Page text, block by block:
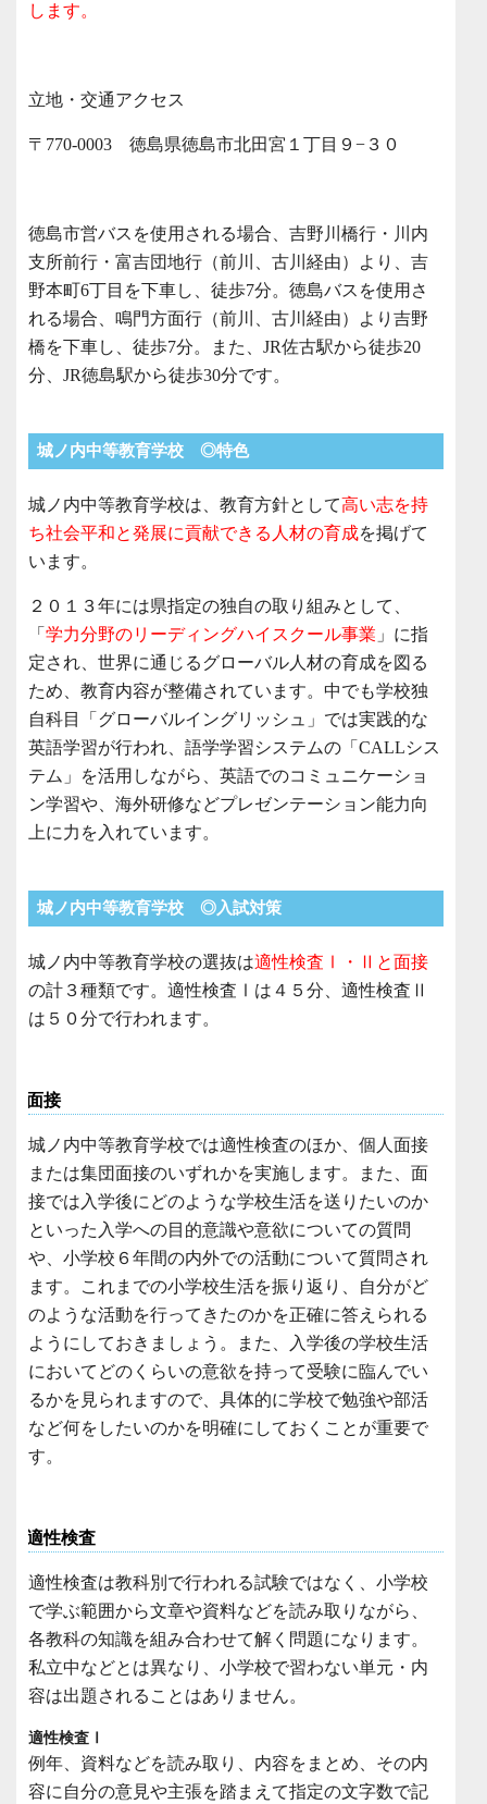
します。
立地・交通アクセス
〒770-0003 徳島県徳島市北田宮１丁目９−３０
徳島市営バスを使用される場合、吉野川橋行・川内
支所前行・富吉団地行（前川、古川経由）より、吉
野本町6丁目を下車し、徒歩7分。徳島バスを使用さ
れる場合、鳴門方面行（前川、古川経由）より吉野
橋を下車し、徒歩7分。また、JR佐古駅から徒歩20
分、JR徳島駅から徒歩30分です。
城ノ内中等教育学校 ◎特色
城ノ内中等教育学校は、教育方針として高い志を持
ち社会平和と発展に貢献できる人材の育成を掲げて
います。
２０１３年には県指定の独自の取り組みとして、
「 学力分野のリーディングハイスクール事業 」に指
定され、世界に通じるグローバル人材の育成を図る
ため、教育内容が整備されています。中でも学校独
自科目「グローバルイングリッシュ」では実践的な
英語学習が行われ、語学学習システムの「CALLシス
テム」を活用しながら、英語でのコミュニケーショ
ン学習や、海外研修などプレゼンテーション能力向
上に力を入れています。
城ノ内中等教育学校 ◎入試対策
城ノ内中等教育学校の選抜は適性検査Ⅰ・Ⅱと面接
の計３種類です。適性検査Ⅰは４５分、適性検査Ⅱ
は５０分で行われます。
面接
城ノ内中等教育学校では適性検査のほか、個人面接
または集団面接のいずれかを実施します。また、面
接では入学後にどのような学校生活を送りたいのか
といった入学への目的意識や意欲についての質問
や、小学校６年間の内外での活動について質問され
ます。これまでの小学校生活を振り返り、自分がど
のような活動を行ってきたのかを正確に答えられる
ようにしておきましょう。また、入学後の学校生活
においてどのくらいの意欲を持って受験に臨んでい
るかを見られますので、具体的に学校で勉強や部活
など何をしたいのかを明確にしておくことが重要で
す。
適性検査
適性検査は教科別で行われる試験ではなく、小学校
で学ぶ範囲から文章や資料などを読み取りながら、
各教科の知識を組み合わせて解く問題になります。
私立中などとは異なり、小学校で習わない単元・内
容は出題されることはありません。
適性検査Ⅰ
例年、資料などを読み取り、内容をまとめ、その内
容に自分の意見や主張を踏まえて指定の文字数で記